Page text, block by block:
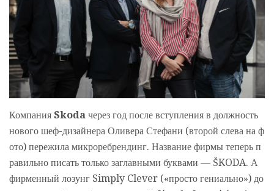
Компания Skoda через год после вступления в должность
нового шеф-дизайнера Оливера Стефани (второй слева на ф
ото) пережила микроребрендинг. Название фирмы теперь п
равильно писать только заглавными буквами — ŠKODA. А
фирменный лозунг Simply Clever («просто гениально») до